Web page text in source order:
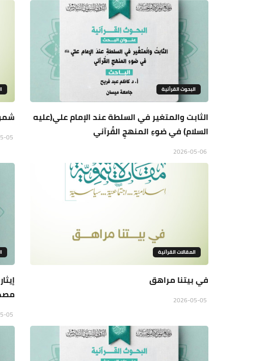
البحوث القرأنية
الثابت والمتغير في السلطة عند الإمام علي(عليه
السلام) في ضوءِ المنهجِ القُرآني
المقالات القراَنية
في بيتنا مراهق